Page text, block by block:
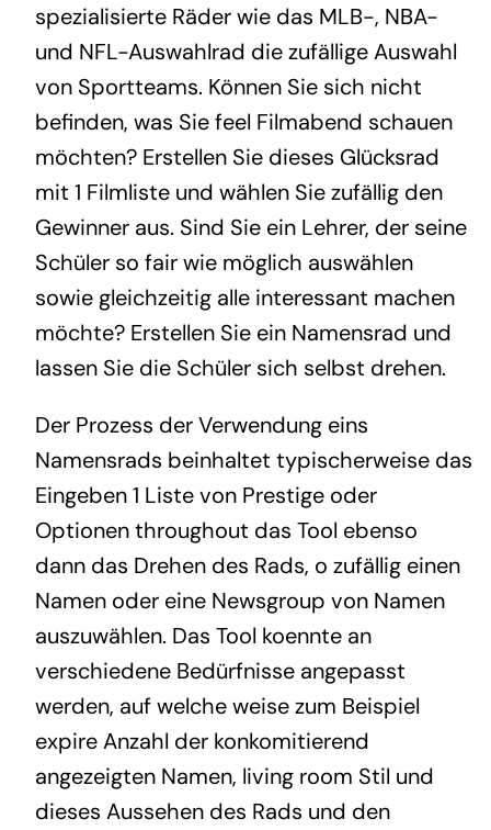
spezialisierte Räder wie das MLB-, NBA-
und NFL-Auswahlrad die zufällige Auswahl
von Sportteams. Können Sie sich nicht
befinden, was Sie feel Filmabend schauen
möchten? Erstellen Sie dieses Glücksrad
mit 1 Filmliste und wählen Sie zufällig den
Gewinner aus. Sind Sie ein Lehrer, der seine
Schüler so fair wie möglich auswählen
sowie gleichzeitig alle interessant machen
möchte? Erstellen Sie ein Namensrad und
lassen Sie die Schüler sich selbst drehen.
Der Prozess der Verwendung eins
Namensrads beinhaltet typischerweise das
Eingeben 1 Liste von Prestige oder
Optionen throughout das Tool ebenso
dann das Drehen des Rads, o zufällig einen
Namen oder eine Newsgroup von Namen
auszuwählen. Das Tool koennte an
verschiedene Bedürfnisse angepasst
werden, auf welche weise zum Beispiel
expire Anzahl der konkomitierend
angezeigten Namen, living room Stil und
dieses Aussehen des Rads und den